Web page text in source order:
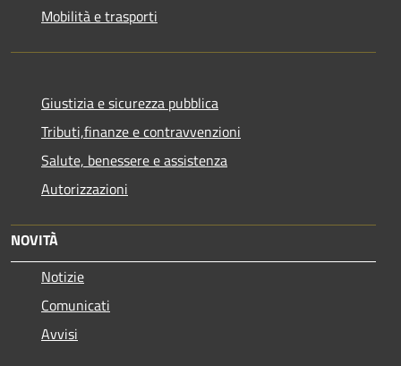
Mobilità e trasporti
Giustizia e sicurezza pubblica
Tributi,finanze e contravvenzioni
Salute, benessere e assistenza
Autorizzazioni
NOVITÀ
Notizie
Comunicati
Avvisi